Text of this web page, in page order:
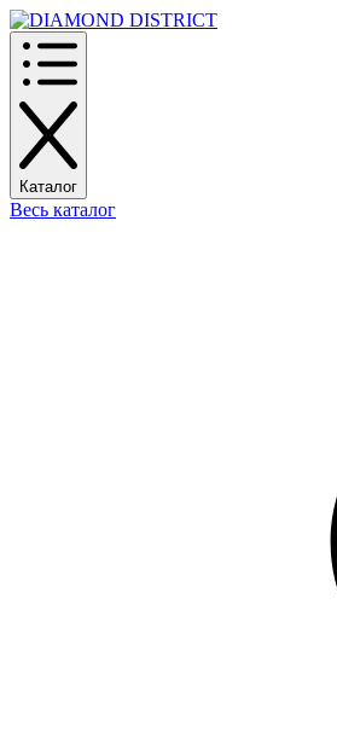
Каталог
Весь каталог